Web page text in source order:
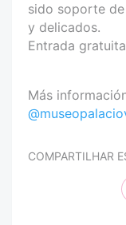
sido soporte
y delicados.
Entrada gratuita
Más
COMPARTILHAR